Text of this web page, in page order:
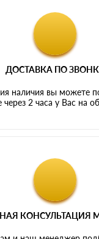
ДОСТАВКА ПО
наличия вы можете
через 2 часа у Вас на
КОНСУЛЬТАЦИЯ